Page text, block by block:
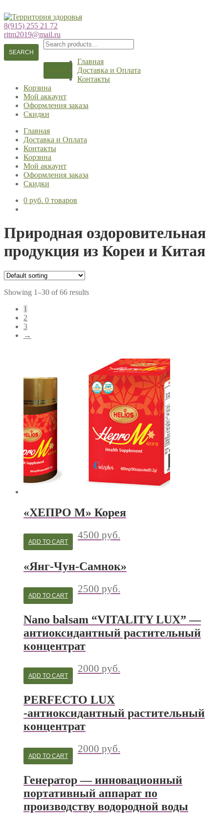
Перейти
к
навигации
Перейти
к
содержимому
8(915) 255 21 72
ritm2019@mail.ru
Search
for:
SEARCH
Главная
Доставка и Оплата
Контакты
Корзина
Мой аккаунт
Оформления заказа
Скидки
Главная
Доставка и Оплата
Контакты
Корзина
Мой аккаунт
Оформления заказа
Скидки
0 руб. 0 товаров
Природная оздоровительная
продукция из Кореи и Китая
Showing 1–30 of 66 results
1
2
3
→
«ХЕПРО М» Корея
4500 руб.
ADD TO CART
«Янг-Чун-Самнок»
2500 руб.
ADD TO CART
Nano balsam “VITALITY LUX” —
антиоксидантный растительный
концентрат
2000 руб.
ADD TO CART
PERFECTO LUX
-антиоксидантный растительный
концентрат
2000 руб.
ADD TO CART
Генератор — инновационный
портативный аппарат по
производству водородной воды